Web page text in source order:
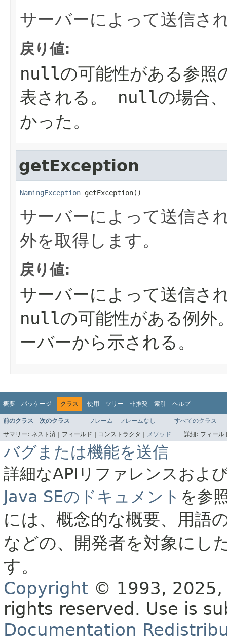
サーバーによって送信さ
戻り値:
nullの可能性がある参照
表される。
nullの場合、
かった。
getException
NamingException getException()
サーバーによって送信さ
外を取得します。
戻り値:
サーバーによって送信さ
nullの可能性がある例外
ーバーから示される。
概要 パッケージ クラス 使用 ツリー 非推奨 索引 ヘルプ
前のクラス 次のクラス フレーム フレームなし
すべてのクラス
サマリー: ネスト済 | フィールド | コンストラクタ | メソッド 詳細: フィー
バグまたは機能を送信
詳細なAPIリファレンスおよ
Java SEのドキュメント を参
には、概念的な概要、用語
などの、開発者を対象にし
す。
Copyright © 1993,
rights reserved. Use is
Documentation